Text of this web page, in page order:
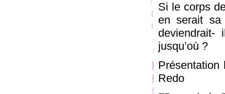
Si le corps
en serait sa
deviendrait-
jusqu’où ?
Présentation
Redo